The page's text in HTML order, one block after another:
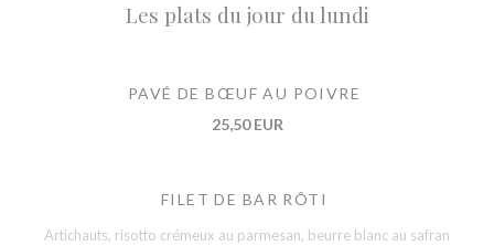
Les plats du jour du lundi
PAVÉ DE BŒUF AU POIVRE
25,50 EUR
FILET DE BAR RÔTI
Artichauts, risotto crémeux au parmesan, beurre blanc au safran